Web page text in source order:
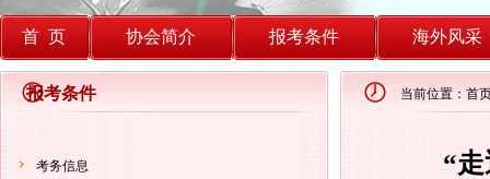
首 页 协会简介 报考条件 海外风采
报考条件
考务信息
当前位置：首
“